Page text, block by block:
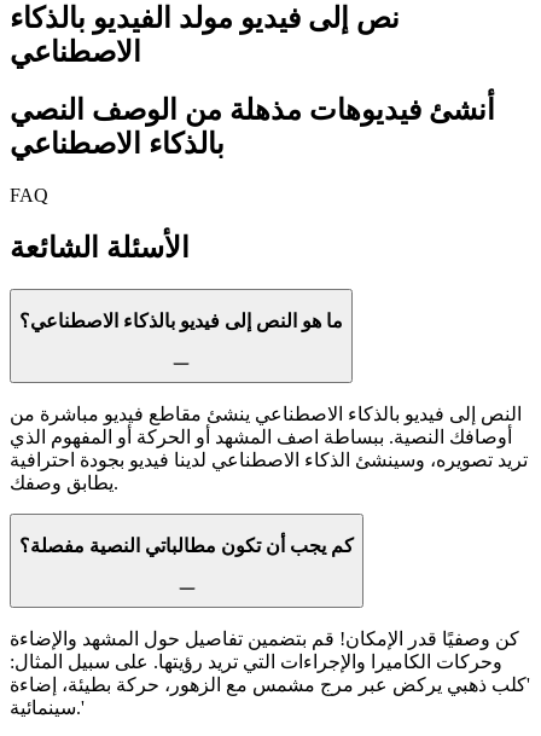
نص إلى فيديو مولد الفيديو بالذكاء
الاصطناعي
أنشئ فيديوهات مذهلة من الوصف النصي
بالذكاء الاصطناعي
FAQ
الأسئلة الشائعة
ما هو النص إلى فيديو بالذكاء الاصطناعي؟
النص إلى فيديو بالذكاء الاصطناعي ينشئ مقاطع فيديو مباشرة من
أوصافك النصية. ببساطة اصف المشهد أو الحركة أو المفهوم الذي
تريد تصويره، وسينشئ الذكاء الاصطناعي لدينا فيديو بجودة احترافية
يطابق وصفك.
كم يجب أن تكون مطالباتي النصية مفصلة؟
كن وصفيًا قدر الإمكان! قم بتضمين تفاصيل حول المشهد والإضاءة
وحركات الكاميرا والإجراءات التي تريد رؤيتها. على سبيل المثال:
'كلب ذهبي يركض عبر مرج مشمس مع الزهور، حركة بطيئة، إضاءة
سينمائية.'